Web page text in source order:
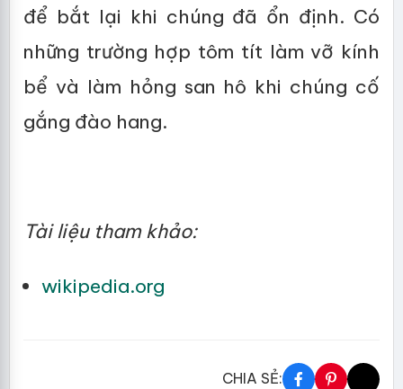
để bắt lại khi chúng đã ổn định. Có
những trường hợp tôm tít làm vỡ kính
bể và làm hỏng san hô khi chúng cố
gắng đào hang.
Tài liệu tham khảo:
wikipedia.org
CHIA SẺ: